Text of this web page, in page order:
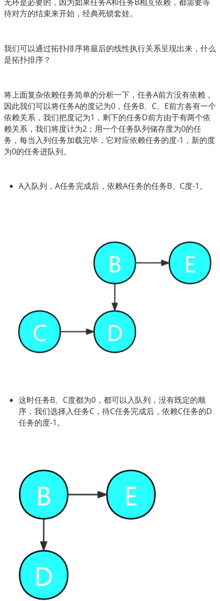
待对方的结束来开始，经典死锁套娃。
我们可以通过拓扑排序将最后的线性执行关系呈现出来，什么
是拓扑排序？
将上面复杂依赖任务简单的分析一下，任务A前方没有依赖，
因此我们可以将任务A的度记为0，任务B、C、E前方各有一个
依赖关系，我们把度记为1，剩下的任务D前方由于有两个依
赖关系，我们将度计为2；用一个任务队列储存度为0的任
务，每当入列任务加载完毕，它对应依赖任务的度-1，新的度
为0的任务进队列。
A入队列，A任务完成后，依赖A任务的任务B、C度-1。
这时任务B、C度都为0，都可以入队列，没有既定的顺
序，我们选择入任务C，待C任务完成后，依赖C任务的D
任务的度-1。